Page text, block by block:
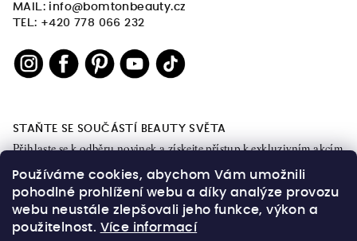
Používáme cookies, abychom Vám umožnili
pohodlné prohlížení webu a díky analýze provozu
webu neustále zlepšovali jeho funkce, výkon a
použitelnost. Více informací
MAIL: info@bomtonbeauty.cz
TEL: +420 778 066 232
STAŇTE SE SOUČÁSTÍ BEAUTY SVĚTA
Přihlaste se k odběru novinek a získejte přístup k exkluzivním akcím